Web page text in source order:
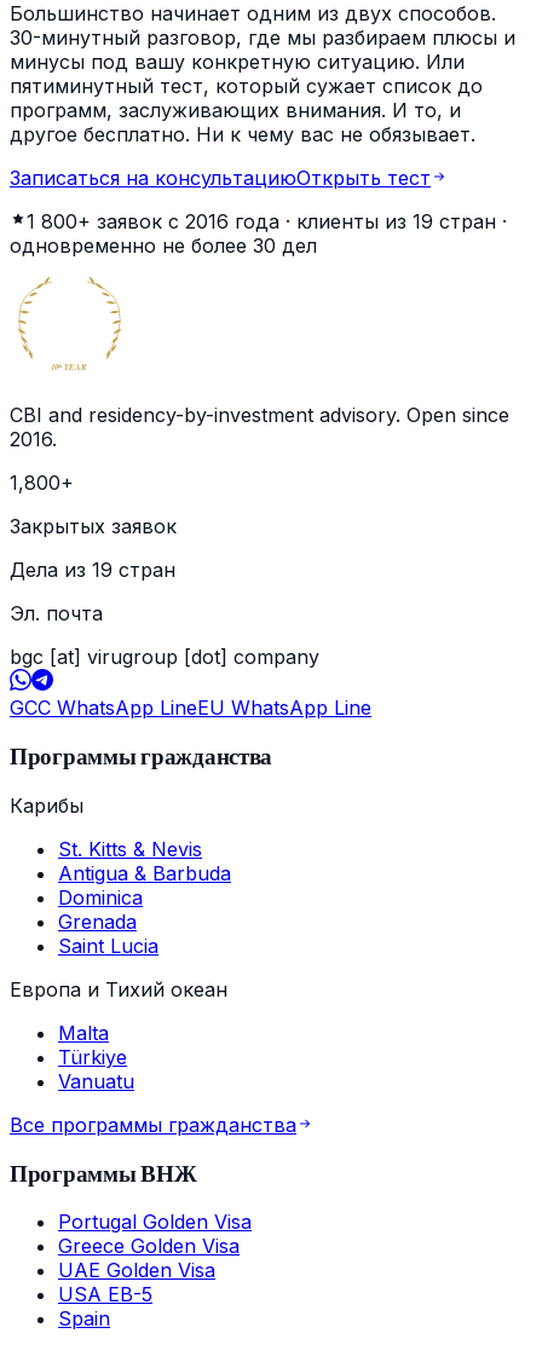
Большинство начинает одним из двух способов.
30-минутный разговор, где мы разбираем плюсы и
минусы под вашу конкретную ситуацию. Или
пятиминутный тест, который сужает список до
программ, заслуживающих внимания. И то, и
другое бесплатно. Ни к чему вас не обязывает.
Записаться на консультациюОткрыть тест
1 800+ заявок с 2016 года · клиенты из 19 стран ·
одновременно не более 30 дел
10th YEAR
CBI and residency-by-investment advisory. Open since
2016.
1,800+
Закрытых заявок
Дела из 19 стран
Эл. почта
bgc [at] virugroup [dot] company
GCC WhatsApp LineEU WhatsApp Line
Программы гражданства
Карибы
St. Kitts & Nevis
Antigua & Barbuda
Dominica
Grenada
Saint Lucia
Европа и Тихий океан
Malta
Türkiye
Vanuatu
Все программы гражданства
Программы ВНЖ
Portugal Golden Visa
Greece Golden Visa
UAE Golden Visa
USA EB-5
Spain